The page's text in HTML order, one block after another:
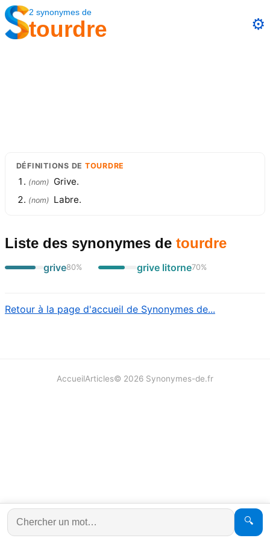
2 synonymes de
tourdre ⚙️
DÉFINITIONS DE TOURDRE
(nom) Grive.
(nom) Labre.
Liste des synonymes de tourdre
grive80% grive litorne70%
Retour à la page d'accueil de Synonymes de...
🔍
AccueilArticles© 2026 Synonymes-de.fr